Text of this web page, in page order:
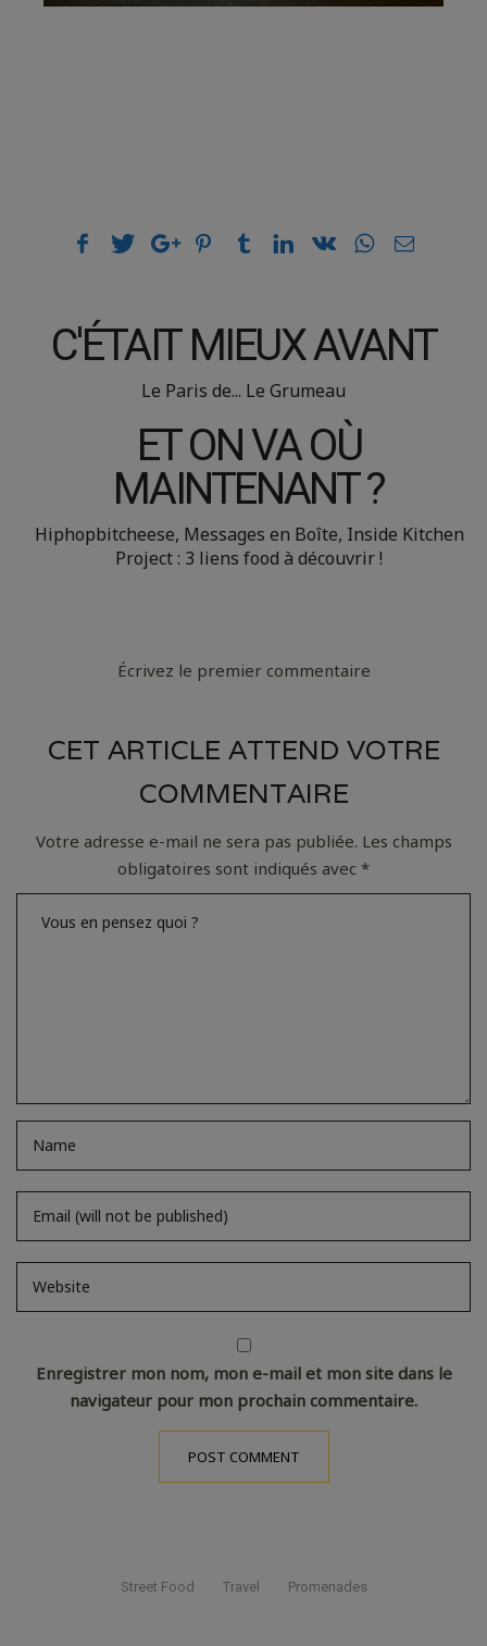
C'ÉTAIT MIEUX AVANT
Le Paris de... Le Grumeau
ET ON VA OÙ
MAINTENANT ?
Hiphopbitcheese, Messages en Boîte, Inside Kitchen
Project : 3 liens food à découvrir !
Écrivez le premier commentaire
CET ARTICLE ATTEND VOTRE
COMMENTAIRE
Votre adresse e-mail ne sera pas publiée. Les champs
obligatoires sont indiqués avec *
Enregistrer mon nom, mon e-mail et mon site dans le
navigateur pour mon prochain commentaire.
Street Food Travel Promenades